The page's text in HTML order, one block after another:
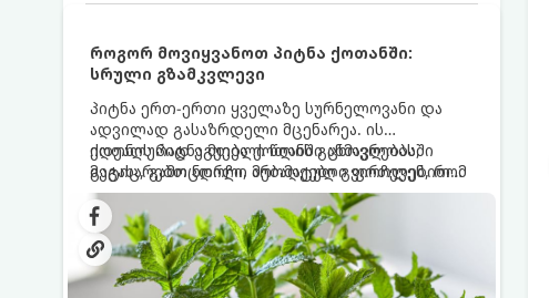
როგორ მოვიყვანოთ პიტნა ქოთანში:
სრული გზამკვლევი
პიტნა ერთ-ერთი ყველაზე სურნელოვანი და
ადვილად გასაზრდელი მცენარეა. ის
იდეალურად ეგუება ქოთანში ცხოვრებას,
მეტიც, გამოცდილი მებაღეები გვირჩევენ, რომ
პიტნა მხოლოდ ქოთანში მოვიყვანოთ, რადგან
ღია გრუნტში (ბაღში) დარგვისას ის ფესვებით
ძალიან სწრაფად ვრცელდება და სხვა
მცენარეებს ავიწროებს.
ქოთნის პიტნა მთელი წლის განმავლობაში
გაგახარებთ ნორჩი, არომატული ფოთლებით
ჩაის, ლიმონათისა თუ კერძებისთვის.